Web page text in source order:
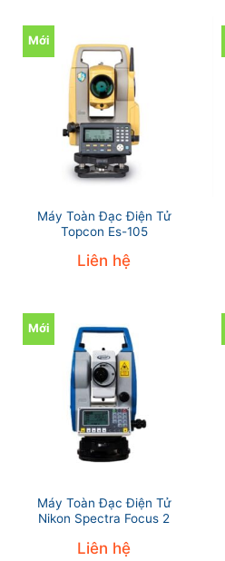
Mới
Máy Toàn Đạc Điện Tử
Topcon Es-105
Liên hệ
Mới
Máy Toàn Đạc Điện Tử
Nikon Spectra Focus 2
Liên hệ